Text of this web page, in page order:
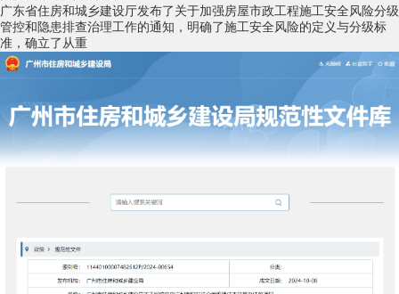
广东省住房和城乡建设厅发布了关于加强房屋市政工程施工安全风险分级
管控和隐患排查治理工作的通知，明确了施工安全风险的定义与分级标
准，确立了从重